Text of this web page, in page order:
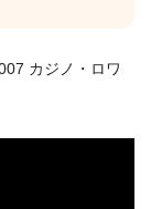
カジノ・ロワ